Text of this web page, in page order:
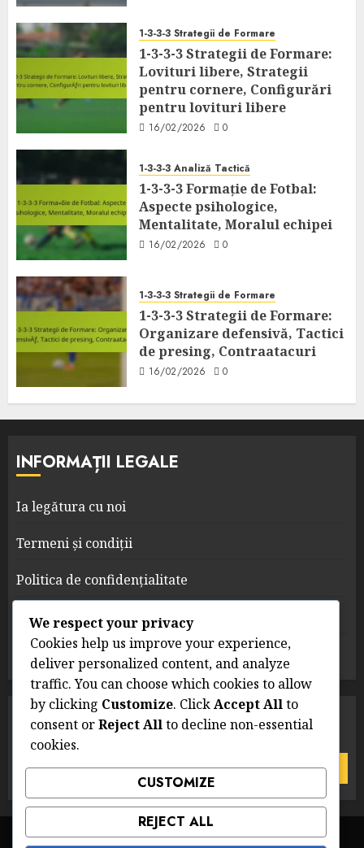
1-3-3-3 Strategii de Formare
1-3-3-3 Strategii de Formare:
Lovituri libere, Strategii
pentru cornere, Configurări
pentru lovituri libere
16/02/2026 0
1-3-3-3 Analiză Tactică
1-3-3-3 Formație de Fotbal:
Aspecte psihologice,
Mentalitate, Moralul echipei
16/02/2026 0
1-3-3-3 Strategii de Formare
1-3-3-3 Strategii de Formare:
Organizare defensivă, Tactici
de presing, Contraatacuri
16/02/2026 0
INFORMAȚII LEGALE
Ia legătura cu noi
Termeni și condiții
Politica de confidențialitate
Despre
Preferințe cookie
CĂUTARE
Ia legătura cu noi
Termeni și condiții
We respect your privacy
Cookies help us improve your experience,
deliver personalized content, and analyze
traffic. You can choose which cookies to allow
by clicking Customize. ClickAccept Allto
consent orReject Allto decline non-essential
cookies.
CUSTOMIZE
REJECT ALL